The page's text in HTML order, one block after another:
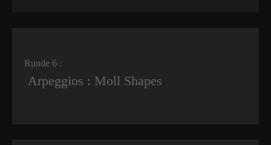
Runde 6 :
Arpeggios : Moll Shapes